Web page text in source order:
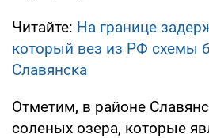
Читайте: На границе
который вез из РФ схемы
Славянска
Отметим, в районе
соленых озера, которые